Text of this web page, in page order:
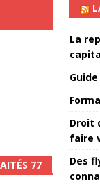
77
La
Droit
faire
Des